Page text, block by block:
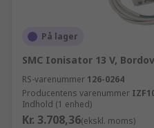
På lager
SMC Ionisator 13 V,
RS-varenummer 126-0264
Producentens varenummer
Indhold (1 enhed)
Kr. 3.708,36(ekskl. moms)